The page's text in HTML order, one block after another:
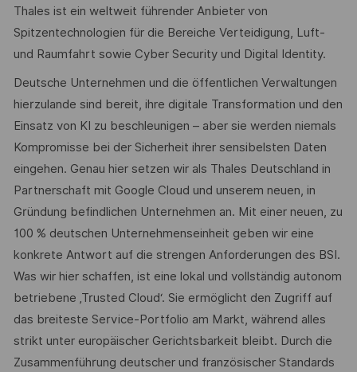
Thales ist ein weltweit führender Anbieter von
Spitzentechnologien für die Bereiche Verteidigung, Luft-
und Raumfahrt sowie Cyber Security und Digital Identity.
Deutsche Unternehmen und die öffentlichen Verwaltungen
hierzulande sind bereit, ihre digitale Transformation und den
Einsatz von KI zu beschleunigen – aber sie werden niemals
Kompromisse bei der Sicherheit ihrer sensibelsten Daten
eingehen. Genau hier setzen wir als Thales Deutschland in
Partnerschaft mit Google Cloud und unserem neuen, in
Gründung befindlichen Unternehmen an. Mit einer neuen, zu
100 % deutschen Unternehmenseinheit geben wir eine
konkrete Antwort auf die strengen Anforderungen des BSI.
Was wir hier schaffen, ist eine lokal und vollständig autonom
betriebene ‚Trusted Cloud‘. Sie ermöglicht den Zugriff auf
das breiteste Service-Portfolio am Markt, während alles
strikt unter europäischer Gerichtsbarkeit bleibt. Durch die
Zusammenführung deutscher und französischer Standards